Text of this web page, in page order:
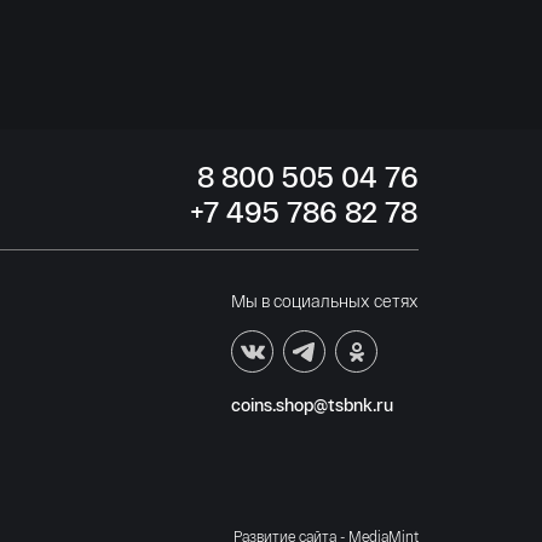
8 800 505 04 76
+7 495 786 82 78
Мы в социальных сетях
coins.shop@tsbnk.ru
Развитие сайта - MediaMint